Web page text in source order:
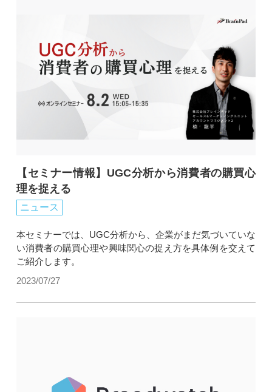
【セミナー情報】UGC分析から消費者の購買心
理を捉える
ニュース
本セミナーでは、UGC分析から、企業がまだ気づいていな
い消費者の購買心理や興味関心の捉え方を具体例を交えて
ご紹介します。​
2023/07/27